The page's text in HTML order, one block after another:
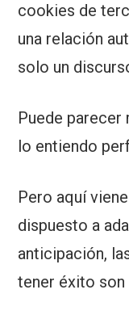
cookies de
una relación
solo un
Puede parecer
lo entiendo
Pero aquí
dispuesto a
anticipación,
tener éxito son